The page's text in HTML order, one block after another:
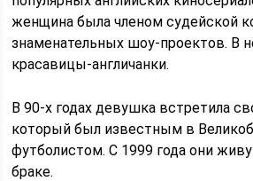
женщина была членом судейской
знаменательных шоу-проектов. В
красавицы-англичанки.
В 90-х годах девушка встретила
который был известным в
футболистом. С 1999 года они
браке.